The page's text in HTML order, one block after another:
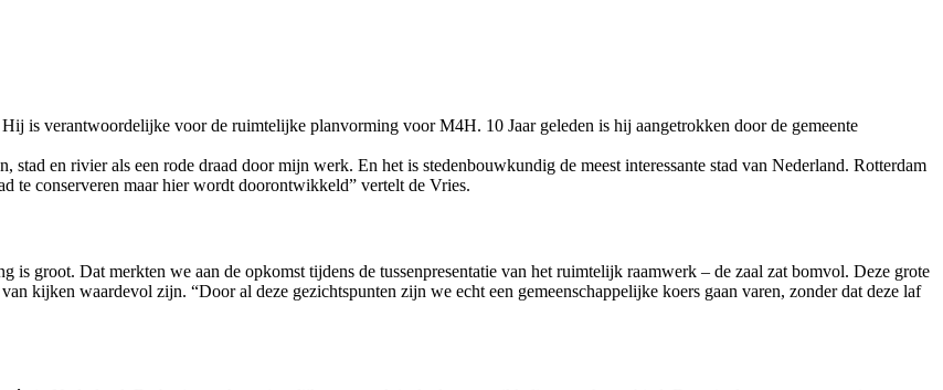
is verantwoordelijke voor de ruimtelijke planvorming voor M4H. 10 Jaar geleden is hij aangetrokken door de gemeente
en rivier als een rode draad door mijn werk. En het is stedenbouwkundig de meest interessante stad van Nederland. Rotterdam
te conserveren maar hier wordt doorontwikkeld” vertelt de Vries.
groot. Dat merkten we aan de opkomst tijdens de tussenpresentatie van het ruimtelijk raamwerk – de zaal zat bomvol. Deze grote
kijken waardevol zijn. “Door al deze gezichtspunten zijn we echt een gemeenschappelijke koers gaan varen, zonder dat deze laf